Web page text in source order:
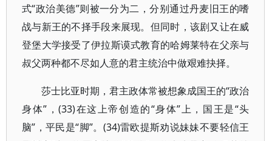
式“政治美德”则被一分为二，分别通过丹麦旧王的嗜
战与新王的不择手段来展现。但同时，该剧又让在威
登堡大学接受了伊拉斯谟式教育的哈姆莱特在父亲与
叔父两种都不尽如人意的君主统治中做艰难抉择。
莎士比亚时期，君主政体常被想象成国王的“政治
身体”，(33)在这上帝创造的“身体”上，国王是“头
脑”，平民是“脚”。(34)雷欧提斯劝说妹妹不要轻信王